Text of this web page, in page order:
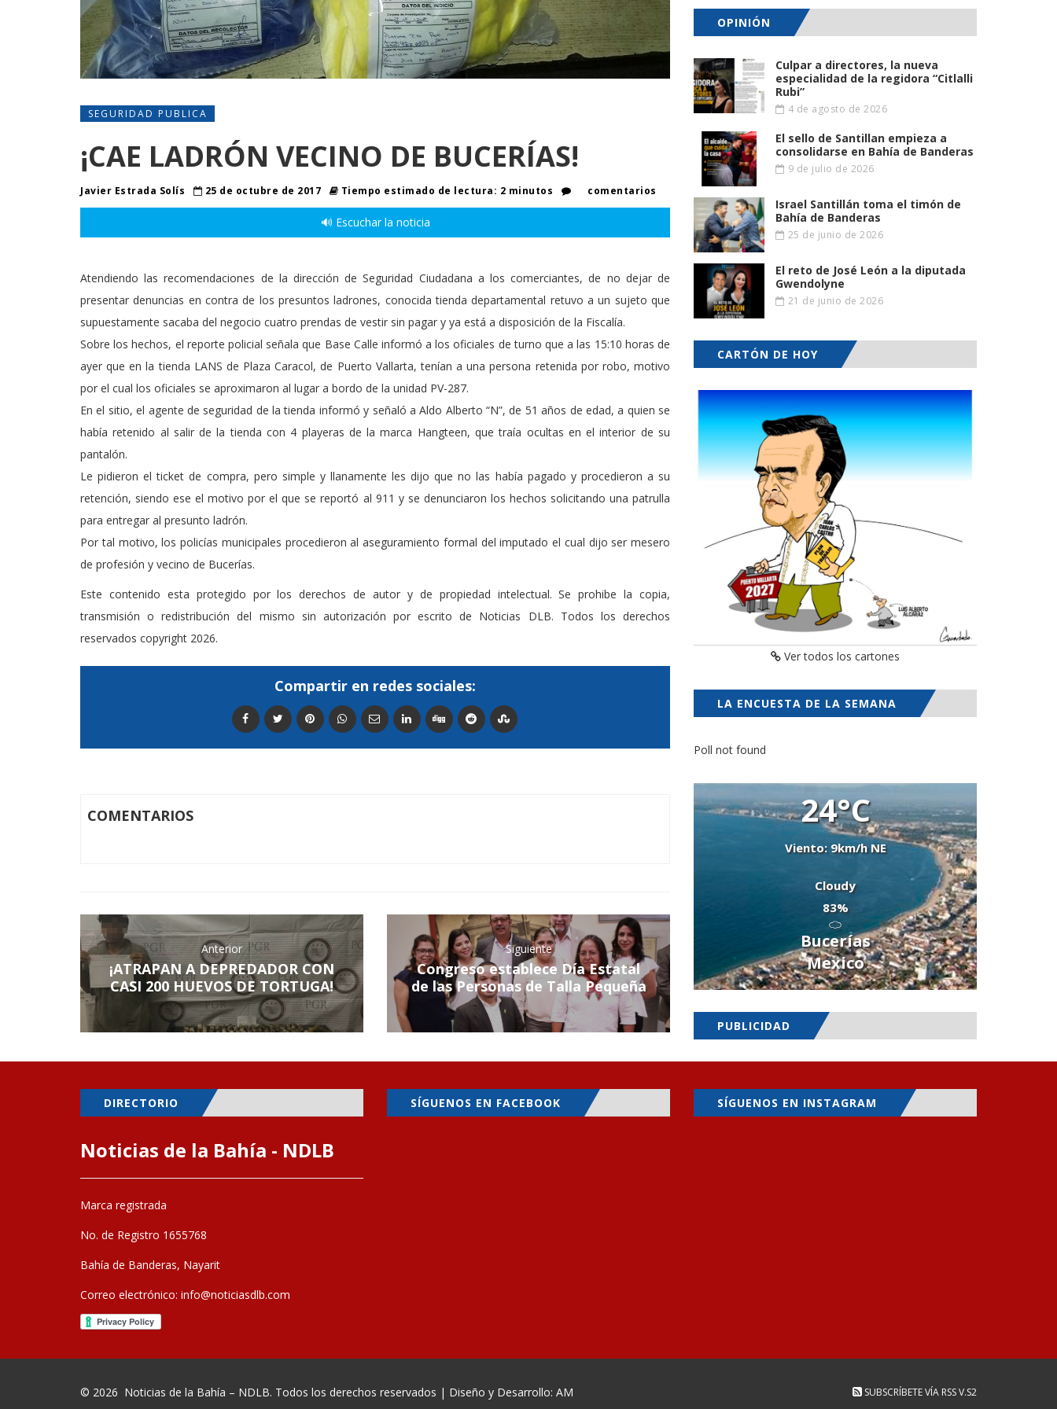
SEGURIDAD PUBLICA
¡CAE LADRÓN VECINO DE BUCERÍAS!
Javier Estrada Solís 25 de octubre de 2017 Tiempo estimado de lectura: 2 minutos comentarios
🔊 Escuchar la noticia
Atendiendo las recomendaciones de la dirección de Seguridad Ciudadana a los comerciantes, de no dejar de
presentar denuncias en contra de los presuntos ladrones, conocida tienda departamental retuvo a un sujeto que
supuestamente sacaba del negocio cuatro prendas de vestir sin pagar y ya está a disposición de la Fiscalía.
Sobre los hechos, el reporte policial señala que Base Calle informó a los oficiales de turno que a las 15:10 horas de
ayer que en la tienda LANS de Plaza Caracol, de Puerto Vallarta, tenían a una persona retenida por robo, motivo
por el cual los oficiales se aproximaron al lugar a bordo de la unidad PV-287.
En el sitio, el agente de seguridad de la tienda informó y señaló a Aldo Alberto “N”, de 51 años de edad, a quien se
había retenido al salir de la tienda con 4 playeras de la marca Hangteen, que traía ocultas en el interior de su
pantalón.
Le pidieron el ticket de compra, pero simple y llanamente les dijo que no las había pagado y procedieron a su
retención, siendo ese el motivo por el que se reportó al 911 y se denunciaron los hechos solicitando una patrulla
para entregar al presunto ladrón.
Por tal motivo, los policías municipales procedieron al aseguramiento formal del imputado el cual dijo ser mesero
de profesión y vecino de Bucerías.
Este contenido esta protegido por los derechos de autor y de propiedad intelectual. Se prohibe la copia,
transmisión o redistribución del mismo sin autorización por escrito de Noticias DLB. Todos los derechos
reservados copyright 2026.
Compartir en redes sociales:
COMENTARIOS
Anterior
¡ATRAPAN A DEPREDADOR CON
CASI 200 HUEVOS DE TORTUGA!
Siguiente
Congreso establece Día Estatal
de las Personas de Talla Pequeña
OPINIÓN
Culpar a directores, la nueva
especialidad de la regidora “Citlalli
Rubi”
4 de agosto de 2026
El sello de Santillan empieza a
consolidarse en Bahía de Banderas
9 de julio de 2026
Israel Santillán toma el timón de
Bahía de Banderas
25 de junio de 2026
El reto de José León a la diputada
Gwendolyne
21 de junio de 2026
CARTÓN DE HOY
Ver todos los cartones
LA ENCUESTA DE LA SEMANA
Poll not found
24°C
Viento: 9km/h NE
Cloudy
83%
Bucerías
Mexico
PUBLICIDAD
DIRECTORIO
Noticias de la Bahía - NDLB
Marca registrada
No. de Registro 1655768
Bahía de Banderas, Nayarit
Correo electrónico: info@noticiasdlb.com
SÍGUENOS EN FACEBOOK SÍGUENOS EN INSTAGRAM
© 2026 Noticias de la Bahía – NDLB. Todos los derechos reservados | Diseño y Desarrollo: AM SUBSCRÍBETE VÍA RSSV.S2